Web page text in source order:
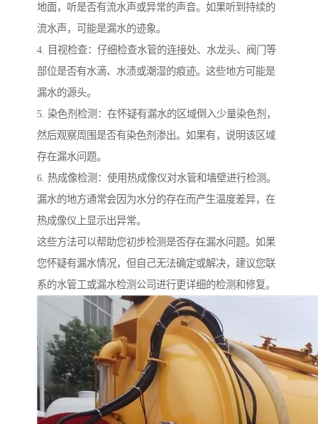
地面，听是否有流水声或异常的声音。如果听到持续的
流水声，可能是漏水的迹象。
4. 目视检查：仔细检查水管的连接处、水龙头、阀门等
部位是否有水滴、水渍或潮湿的痕迹。这些地方可能是
漏水的源头。
5. 染色剂检测：在怀疑有漏水的区域倒入少量染色剂，
然后观察周围是否有染色剂渗出。如果有，说明该区域
存在漏水问题。
6. 热成像检测：使用热成像仪对水管和墙壁进行检测。
漏水的地方通常会因为水分的存在而产生温度差异，在
热成像仪上显示出异常。
这些方法可以帮助您初步检测是否存在漏水问题。如果
您怀疑有漏水情况，但自己无法确定或解决，建议您联
系的水管工或漏水检测公司进行更详细的检测和修复。